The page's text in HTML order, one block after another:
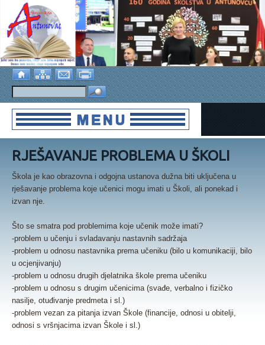
RJEŠAVANJE PROBLEMA U ŠKOLI
Škola je kao obrazovna i odgojna ustanova dužna biti uključena u
rješavanje problema koje učenici mogu imati u Školi, ali ponekad i
izvan nje.
Što se smatra pod problemima koje učenik može imati?
-problem u učenju i svladavanju nastavnih sadržaja
-problem u odnosu nastavnika prema učeniku (bilo u komunikaciji, bilo
u ocjenjivanju)
-problem u odnosu drugih djelatnika škole prema učeniku
-problem u odnosu s drugim učenicima (svađe, verbalno i fizičko
nasilje, otuđivanje predmeta i sl.)
-problem vezan za pitanja izvan Škole (financije, odnosi u obitelji,
odnosi s vršnjacima izvan Škole i sl.)